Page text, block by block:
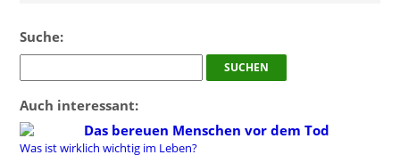
Suche:
Auch interessant:
Das bereuen Menschen vor dem Tod
Was ist wirklich wichtig im Leben?